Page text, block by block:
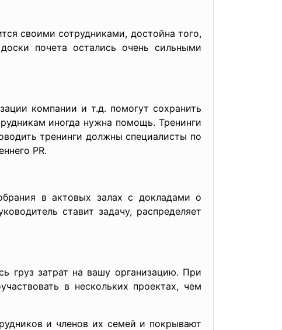
своими сотрудниками, достойна того,
почета остались очень сильными
компании и т.д. помогут сохранить
иногда нужна помощь. Тренинги
тренинги должны специалисты по
PR.
в актовых залах с докладами о
ставит задачу, распределяет
груз затрат на вашу организацию. При
в нескольких проектах, чем
и членов их семей и покрывают